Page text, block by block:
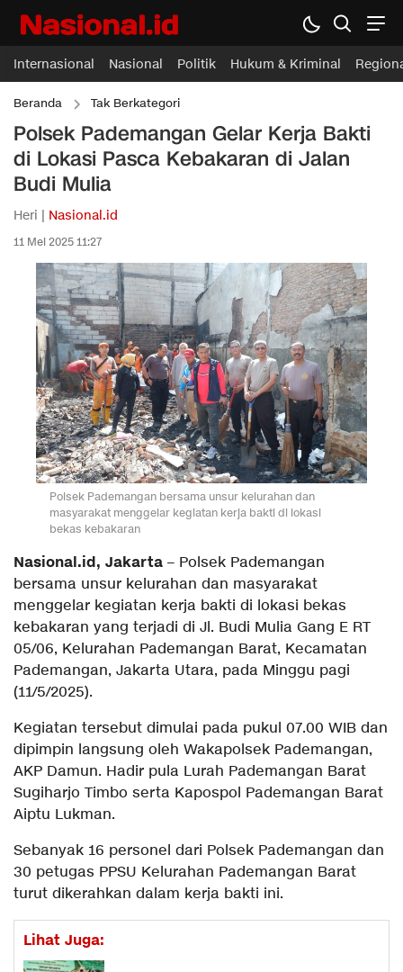
Internasional Nasional Politik Hukum & Kriminal
Beranda Tak Berkategori
Polsek Pademangan Gelar Kerja Bakti
di Lokasi Pasca Kebakaran di Jalan
Budi Mulia
Heri | Nasional.id
11 Mei 2025 11:27
Polsek Pademangan bersama unsur kelurahan dan
masyarakat menggelar kegiatan kerja bakti di lokasi
bekas kebakaran
Nasional.id, Jakarta – Polsek Pademangan
bersama unsur kelurahan dan masyarakat
menggelar kegiatan kerja bakti di lokasi bekas
kebakaran yang terjadi di Jl. Budi Mulia Gang E RT
05/06, Kelurahan Pademangan Barat, Kecamatan
Pademangan, Jakarta Utara, pada Minggu pagi
(11/5/2025).
Kegiatan tersebut dimulai pada pukul 07.00 WIB dan
dipimpin langsung oleh Wakapolsek Pademangan,
AKP Damun. Hadir pula Lurah Pademangan Barat
Sugiharjo Timbo serta Kapospol Pademangan Barat
Aiptu Lukman.
Sebanyak 16 personel dari Polsek Pademangan dan
30 petugas PPSU Kelurahan Pademangan Barat
turut dikerahkan dalam kerja bakti ini.
Lihat Juga: